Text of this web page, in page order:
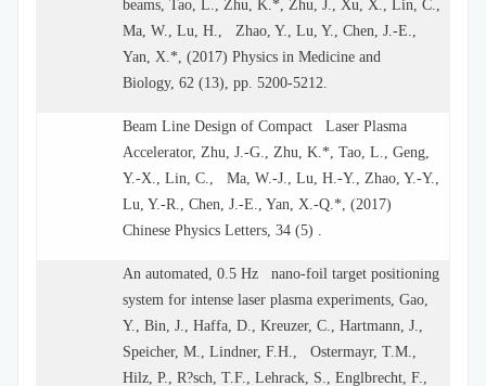
beams, Tao, L., Zhu, K.*, Zhu, J., Xu, X., Lin, C.,
Ma, W., Lu, H., Zhao, Y., Lu, Y., Chen, J.-E.,
Yan, X.*, (2017) Physics in Medicine and
Biology, 62 (13), pp. 5200-5212.
Beam Line Design of Compact Laser Plasma
Accelerator, Zhu, J.-G., Zhu, K.*, Tao, L., Geng,
Y.-X., Lin, C., Ma, W.-J., Lu, H.-Y., Zhao, Y.-Y.,
Lu, Y.-R., Chen, J.-E., Yan, X.-Q.*, (2017)
Chinese Physics Letters, 34 (5) .
An automated, 0.5 Hz nano-foil target positioning
system for intense laser plasma experiments, Gao,
Y., Bin, J., Haffa, D., Kreuzer, C., Hartmann, J.,
Speicher, M., Lindner, F.H., Ostermayr, T.M.,
Hilz, P., R?sch, T.F., Lehrack, S., Englbrecht, F.,